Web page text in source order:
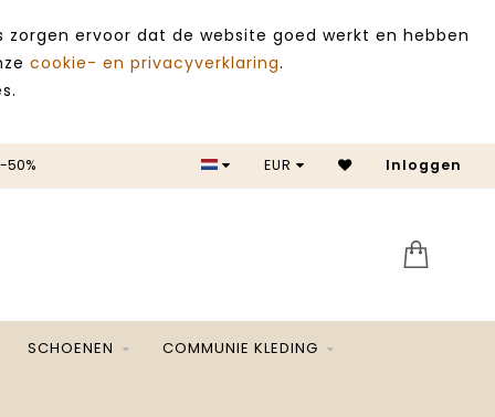
ervoor dat de website goed werkt en hebben
cookie- en privacyverklaring.
50% SALE
EUR Inloggen
SCHOENEN COMMUNIE KLEDING